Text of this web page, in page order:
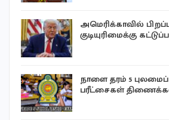
அமெரிக்காவில்
குடியுரிமைக்கு
நாளை தரம் 5
பரீட்சைகள்